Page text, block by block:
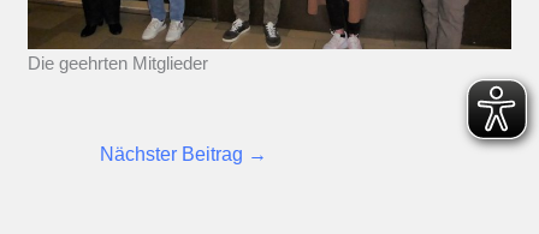
Die geehrten Mitglieder
Nächster Beitrag →